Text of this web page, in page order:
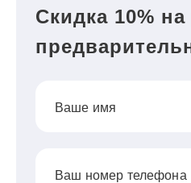
Скидка 10%
Ваше имя
Ваш номер телефона